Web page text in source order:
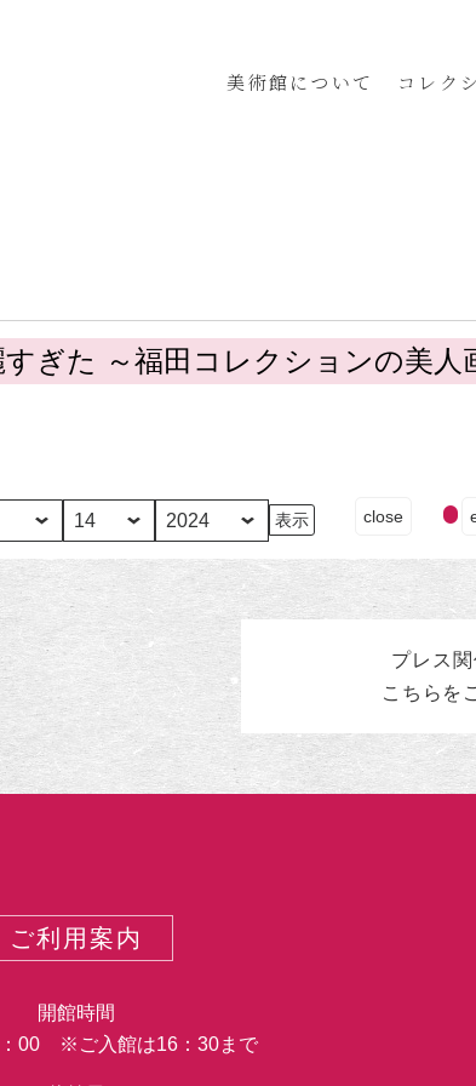
美術館について コレク
ぎた ～福田コレクションの美人
ン
ト
ー
close
プレス
こちらを
ご利用案内
開館時間
：00 ※ご入館は16：30まで